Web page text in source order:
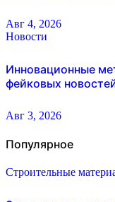
Авг 4, 2026
Новости
Инновационные
фейковых
Авг 3, 2026
Популярное
Строительные